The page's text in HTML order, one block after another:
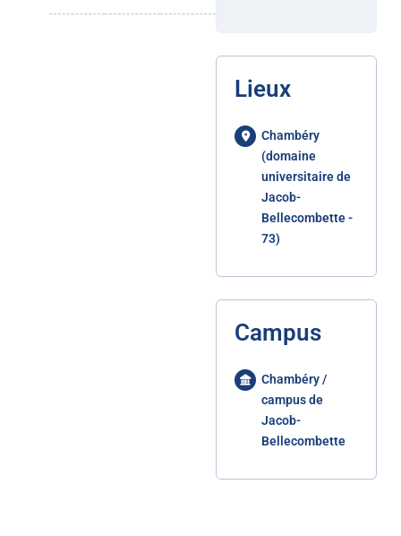
Lieux
Chambéry
(domaine
universitaire de
Jacob-
Bellecombette -
73)
Campus
Chambéry /
campus de
Jacob-
Bellecombette